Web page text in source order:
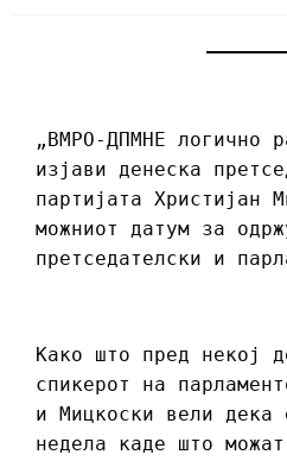
„ВМРО-ДПМНЕ логично
изјави денеска
партијата Христијан
можниот датум за
претседателски и
Како што пред некој
спикерот на
и Мицкоски вели дека
недела каде што